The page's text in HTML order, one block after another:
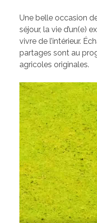
Une belle occasion
séjour, la vie d’un(e)
vivre de l’intérieur.
partages sont au
agricoles originales.